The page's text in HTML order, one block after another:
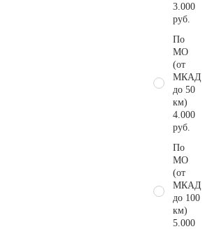
3.000
руб.
По
МО
(от
МКАД
до 50
км)
4.000
руб.
По
МО
(от
МКАД
до 100
км)
5.000